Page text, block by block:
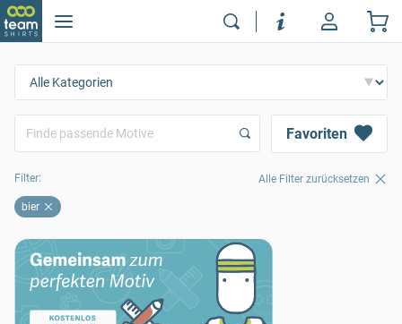
Favoriten
Filter: Alle Filter zurücksetzen
bier